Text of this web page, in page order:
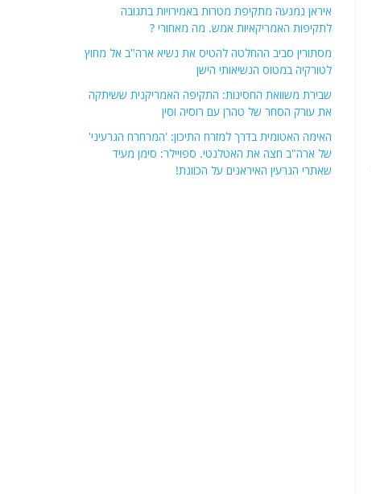
איראן נמנעה מתקיפת מטרות באמירויות בתגובה
לתקיפות האמריקאיות אמש. מה מאחורי ?
מסתורין סביב ההחלטה להטיס את נשיא ארה"ב אל מחוץ
לטורקיה במטוס הנשיאותי הישן
שבירת משוואת החסינות: התקיפה האמריקנית ששיתקה
את עורק הסחר של טהרן עם רוסיה וסין
האימה האטומית בדרך למזרח התיכון: 'המרחרח הגרעיני'
של ארה"ב חצה את האטלנטי. ספויילר: סימן מעיד
שאתרי הגרעין האיראנים על הכוונת!